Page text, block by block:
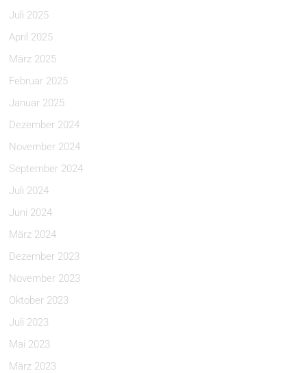
Juli 2025
April 2025
März 2025
Februar 2025
Januar 2025
Dezember 2024
November 2024
September 2024
Juli 2024
Juni 2024
März 2024
Dezember 2023
November 2023
Oktober 2023
Juli 2023
Mai 2023
März 2023